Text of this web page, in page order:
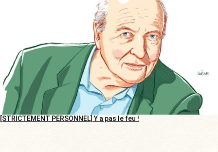
[STRICTEMENT PERSONNEL] Y a pas le feu !